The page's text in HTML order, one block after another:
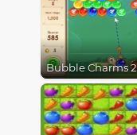
Bubble Charms 2